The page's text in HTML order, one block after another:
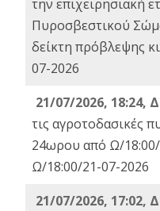
την επιχειρησιακή
Πυροσβεστικού
δείκτη πρόβλεψης
07-2026
21/07/2026, 18:24,
τις αγροτοδασικές
24ωρου από Ω/
Ω/18:00/21-07-2026
21/07/2026, 17:02,